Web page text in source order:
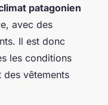
patagonien
avec des
Il est donc
les conditions
vêtements